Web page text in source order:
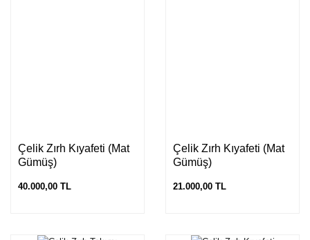
Çelik Zırh Kıyafeti (Mat
Gümüş)
40.000,00 TL
Çelik Zırh Kıyafeti (Mat
Gümüş)
21.000,00 TL